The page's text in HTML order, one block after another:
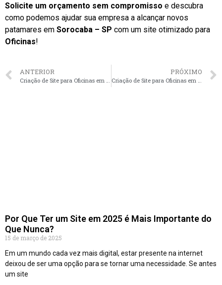
Solicite um orçamento sem compromisso e descubra
como podemos ajudar sua empresa a alcançar novos
patamares em Sorocaba – SP com um site otimizado para
Oficinas!
ANTERIOR
Criação de Site para Oficinas em São José dos Campos – SP faça seu orçamento
PRÓXIMO
Criação de Site para Oficinas em Ribeirão Preto – SP faça seu orçamento
Por Que Ter um Site em 2025 é Mais Importante do
Que Nunca?
15 de março de 2025
Em um mundo cada vez mais digital, estar presente na internet
deixou de ser uma opção para se tornar uma necessidade. Se antes
um site